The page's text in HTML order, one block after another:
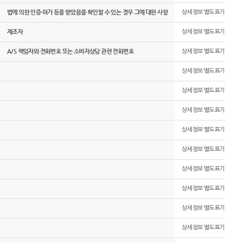
법에 의한 인증·허가 등을 받았음을 확인할 수 있는 경우 그에 대한 사항 상세정보 별도표기
제조자 상세정보 별도표기
A/S 책임자와 전화번호 또는 소비자상담 관련 전화번호 상세정보 별도표기
상세정보 별도표기
상세정보 별도표기
상세정보 별도표기
상세정보 별도표기
상세정보 별도표기
상세정보 별도표기
상세정보 별도표기
상세정보 별도표기
상세정보 별도표기